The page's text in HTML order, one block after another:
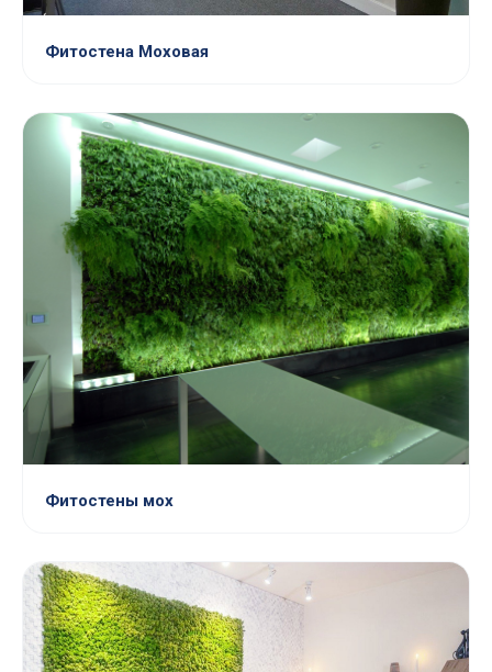
Фитостена Моховая
Фитостены мох